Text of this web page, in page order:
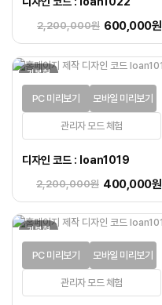
2,200,000원 600,000원
기본형
관리자 모드 체험
PC 미리보기 모바일 미리보기
디자인 코드 : loan1019
2,200,000원 400,000원
기본형
관리자 모드 체험
PC 미리보기 모바일 미리보기